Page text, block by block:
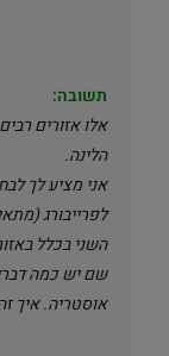
תשובה:
אלו אזורים
הלינה.
אני מציע לך
לפרייבורג
השני בכלל
שם יש כמה
אוסטריה. איך